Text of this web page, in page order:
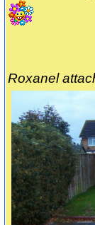
Roxanel